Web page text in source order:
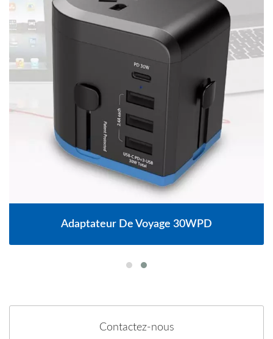
Adaptateur De Voyage 30WPD
Contactez-nous